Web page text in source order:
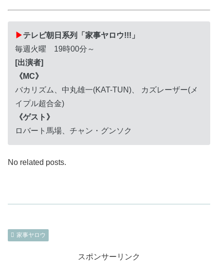
▶テレビ朝日系列「家事ヤロウ!!!」
毎週火曜 19時00分～
[出演者]
《MC》
バカリズム、中丸雄一(KAT-TUN)、 カズレーザー(メ
イプル超合金)
《ゲスト》
ロバート馬場、チャン・グンソク
No related posts.
家事ヤロウ
スポンサーリンク